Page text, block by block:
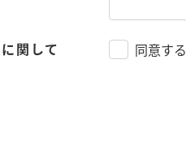
関して 同意する